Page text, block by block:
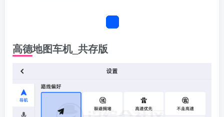
高德地图车机_共存版